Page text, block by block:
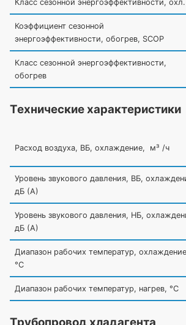
Класс сезонной энергоэффективности, охл.
Коэффициент сезонной
энергоэффективности, обогрев, SCOP
Класс сезонной энергоэффективности,
обогрев
Технические характеристики
Расход воздуха, ВБ, охлаждение, м³ /ч
Уровень звукового давления, ВБ,
дБ (А)
Уровень звукового давления, НБ,
дБ (А)
Диапазон рабочих температур,
°C
Диапазон рабочих температур, нагрев, °C
Трубопровод хладагента